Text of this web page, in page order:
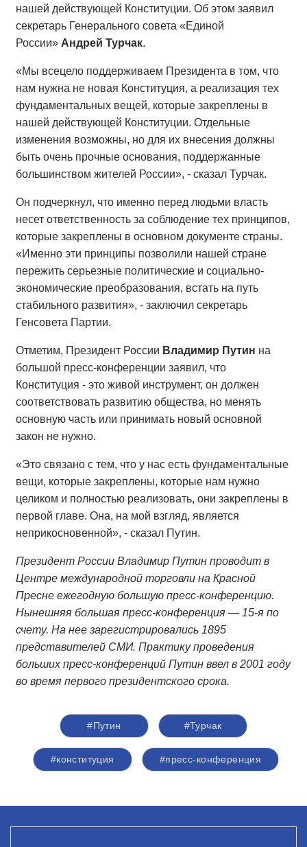
нашей действующей Конституции. Об этом заявил
секретарь Генерального совета «Единой
России» Андрей Турчак.
«Мы всецело поддерживаем Президента в том, что
нам нужна не новая Конституция, а реализация тех
фундаментальных вещей, которые закреплены в
нашей действующей Конституции. Отдельные
изменения возможны, но для их внесения должны
быть очень прочные основания, поддержанные
большинством жителей России», - сказал Турчак.
Он подчеркнул, что именно перед людьми власть
несет ответственность за соблюдение тех принципов,
которые закреплены в основном документе страны.
«Именно эти принципы позволили нашей стране
пережить серьезные политические и социально-
экономические преобразования, встать на путь
стабильного развития», - заключил секретарь
Генсовета Партии.
Отметим, Президент России Владимир Путин на
большой пресс-конференции заявил, что
Конституция - это живой инструмент, он должен
соответствовать развитию общества, но менять
основную часть или принимать новый основной
закон не нужно.
«Это связано с тем, что у нас есть фундаментальные
вещи, которые закреплены, которые нам нужно
целиком и полностью реализовать, они закреплены в
первой главе. Она, нa мой взгляд, является
неприкосновенной», - сказал Путин.
Президент России Владимир Путин проводит в
Центре международной торговли на Красной
Пресне ежегодную большую пресс-конференцию.
Нынешняя большая пресс-конференция — 15-я по
счету. На нее зарегистрировались 1895
представителей СМИ. Практику проведения
больших пресс-конференций Путин ввел в 2001 году
во время первого президентского срока.
#Путин #Турчак
#конституция #пресс-конференция